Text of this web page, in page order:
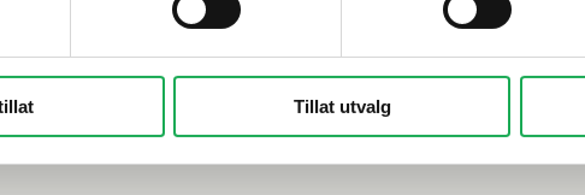
Tillat utvalg
i 60x60, 130x45 og 5x5. Her snakker vi daglige ferievibber.
farge. Jeg får helt sydenstemning av den. Jeg føler at jeg
grønn farge. Jeg er også veldig fornøyd med at vi valgte å
dynamikk, forteller hun.